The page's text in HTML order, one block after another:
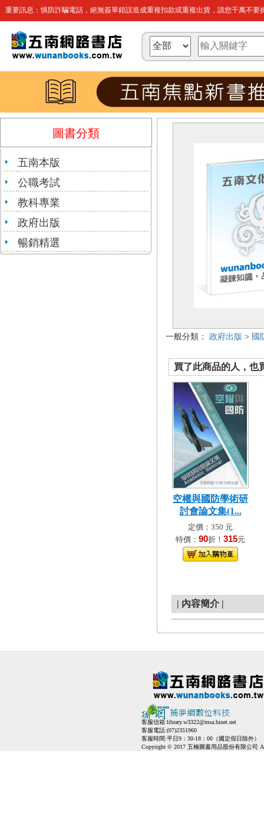
重要訊息：慎防詐騙電話，絕無簽單錯誤造成重複扣款或重複出貨，請您千萬不要
圖書分類
五南本版
公職考試
教科專業
政府出版
暢銷精選
一般分類： 政府出版 > 國
買了此商品的人，也
空權與國防學術研
討會論文集(1...
定價：350 元
特價： 90折！ 315元
| 內容簡介 |
客服信箱:library.w3322@msa.hinet.net
客服電話:(07)2351960
客服時間:平日9：30-18：00（國定假日除外）
Copyright © 2017 五楠圖書用品股份有限公司